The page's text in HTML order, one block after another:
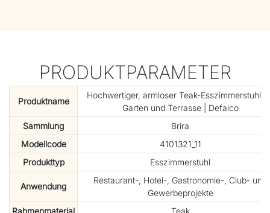
PRODUKTPARAMETER
Produktname
Hochwertiger, armloser Teak-Esszimmerstuhl
Garten und Terrasse | Defaico
Sammlung
Brira
Modellcode
4101321_11
Produkttyp
Esszimmerstuhl
Anwendung
Restaurant-, Hotel-, Gastronomie-, Club- und
Gewerbeprojekte